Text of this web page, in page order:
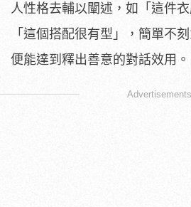
人性格去輔以闡述，如「這件
「這個搭配很有型」，簡單不
便能達到釋出善意的對話效用。
Advertisements